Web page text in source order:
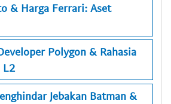
& Harga Ferrari: Aset
Polygon & Rahasia
L2
Jebakan Batman &